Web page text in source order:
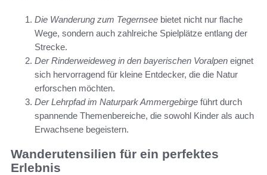
Die Wanderung zum Tegernsee bietet nicht nur flache
Wege, sondern auch zahlreiche Spielplätze entlang der
Strecke.
Der Rinderweideweg in den bayerischen Voralpen eignet
sich hervorragend für kleine Entdecker, die die Natur
erforschen möchten.
Der Lehrpfad im Naturpark Ammergebirge führt durch
spannende Themenbereiche, die sowohl Kinder als auch
Erwachsene begeistern.
Wanderutensilien für ein perfektes
Erlebnis